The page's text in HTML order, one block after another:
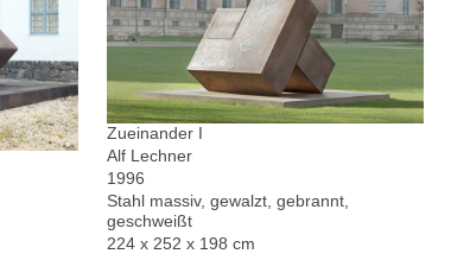
Zueinander I
Alf Lechner
1996
Stahl massiv, gewalzt, gebrannt,
geschweißt
224 x 252 x 198 cm